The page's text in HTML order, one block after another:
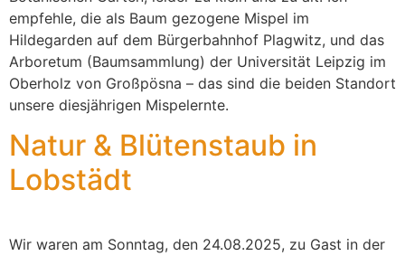
empfehle, die als Baum gezogene Mispel im
Hildegarden auf dem Bürgerbahnhof Plagwitz, und das
Arboretum (Baumsammlung) der Universität Leipzig im
Oberholz von Großpösna – das sind die beiden Standort
unsere diesjährigen Mispelernte.
Natur & Blütenstaub in
Lobstädt
Wir waren am Sonntag, den 24.08.2025, zu Gast in der